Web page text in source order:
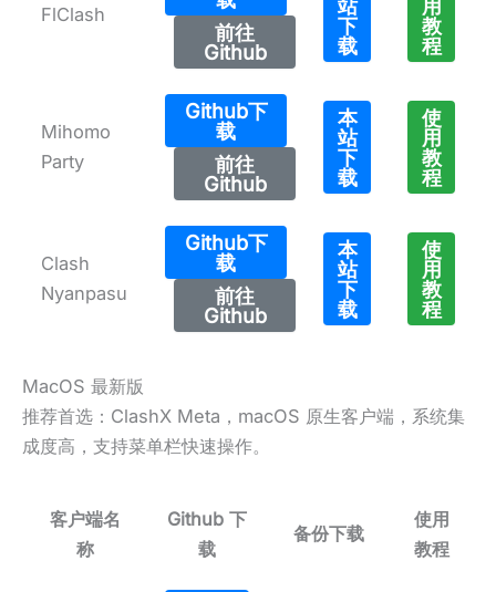
FlClash
前往
Github
站
下
载
用
教
程
Mihomo
Party
Github下
载
前往
Github
本
站
下
载
使
用
教
程
Clash
Nyanpasu
Github下
载
前往
Github
本
站
下
载
使
用
教
程
MacOS 最新版
推荐首选：ClashX Meta，macOS 原生客户端，系统集
成度高，支持菜单栏快速操作。
客户端名
称
Github 下
载
备份下载
使用
教程